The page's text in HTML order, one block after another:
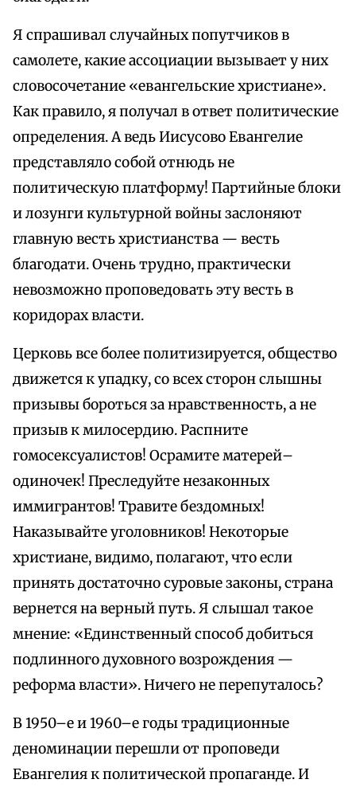
Я спрашивал случайных попутчиков в
самолете, какие ассоциации вызывает у них
словосочетание «евангельские христиане».
Как правило, я получал в ответ политические
определения. А ведь Иисусово Евангелие
представляло собой отнюдь не
политическую платформу! Партийные блоки
и лозунги культурной войны заслоняют
главную весть христианства — весть
благодати. Очень трудно, практически
невозможно проповедовать эту весть в
коридорах власти.
Церковь все более политизируется, общество
движется к упадку, со всех сторон слышны
призывы бороться за нравственность, а не
призыв к милосердию. Распните
гомосексуалистов! Осрамите матерей–
одиночек! Преследуйте незаконных
иммигрантов! Травите бездомных!
Наказывайте уголовников! Некоторые
христиане, видимо, полагают, что если
принять достаточно суровые законы, страна
вернется на верный путь. Я слышал такое
мнение: «Единственный способ добиться
подлинного духовного возрождения —
реформа власти». Ничего не перепуталось?
В 1950–е и 1960–е годы традиционные
деноминации перешли от проповеди
Евангелия к политической пропаганде. И